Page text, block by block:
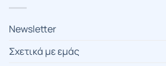
Newsletter
Σχετικά με εμάς